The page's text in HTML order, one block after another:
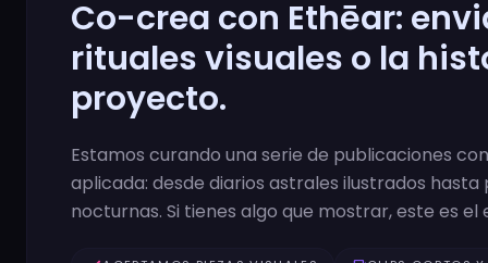
Co-crea con Ethēar:
rituales visuales o la
proyecto.
Estamos curando una serie de publicaciones
aplicada: desde diarios astrales ilustrados hasta
nocturnas. Si tienes algo que mostrar, este es el